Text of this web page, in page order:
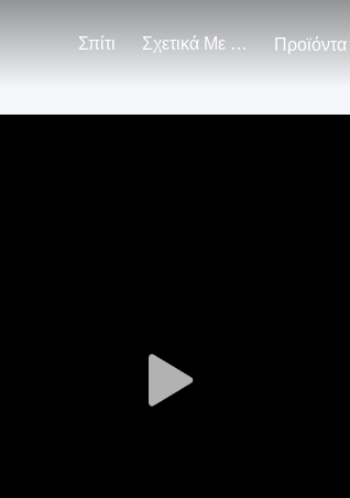
Σπίτι Σχετικά Με Εμάς Προϊόντα
Play